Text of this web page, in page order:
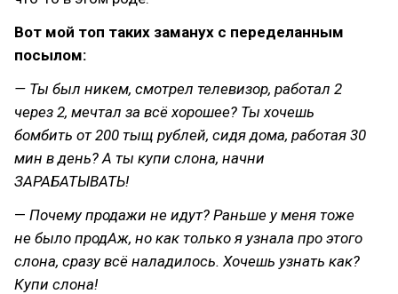
Вот мой топ таких заманух с переделанным
посылом:
— Ты был никем, смотрел телевизор, работал 2
через 2, мечтал за всё хорошее? Ты хочешь
бомбить от 200 тыщ рублей, сидя дома, работая 30
мин в день? А ты купи слона, начни
ЗАРАБАТЫВАТЬ!
— Почему продажи не идут? Раньше у меня тоже
не было продАж, но как только я узнала про этого
слона, сразу всё наладилось. Хочешь узнать как?
Купи слона!